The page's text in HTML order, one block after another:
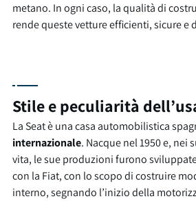
metano. In ogni caso, la qualità di
rende queste vetture efficienti, sicure e
Stile e peculiarità
La Seat è una casa automobilistica
internazionale. Nacque nel 1950 e, nei
vita, le sue produzioni furono
con la Fiat, con lo scopo di costruire
interno, segnando l’inizio della